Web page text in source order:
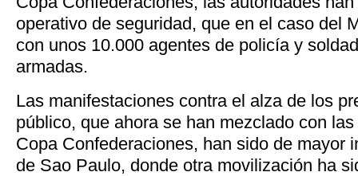
operativo de seguridad, que en el caso del
con unos 10.000 agentes de policía y
armadas.
Las manifestaciones contra el alza de los
público, que ahora se han mezclado con
Copa Confederaciones, han sido de mayor
de Sao Paulo, donde otra movilización ha